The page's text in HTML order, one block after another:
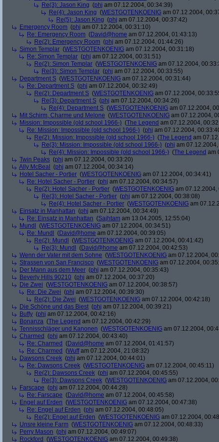
Re(3): Jason King (phj am 07.12.2004, 00:34:39)
Re(4): Jason King (WESTGOTENKOENIG am 07.12.2004,
Re(5): Jason King (phj am 07.12.2004, 00:37:42)
Emergency Room (phj am 07.12.2004, 00:31:10)
Re: Emergency Room (David@home am 07.12.2004, 01:43:13)
Re(2): Emergency Room (phj am 07.12.2004, 01:44:26)
Simon Templar (WESTGOTENKOENIG am 07.12.2004, 00:31:18)
Re: Simon Templar (phj am 07.12.2004, 00:31:51)
Re(2): Simon Templar (WESTGOTENKOENIG am 07.12.2004,
Re(3): Simon Templar (phj am 07.12.2004, 00:33:55)
Department S (WESTGOTENKOENIG am 07.12.2004, 00:31:44)
Re: Department S (phj am 07.12.2004, 00:32:49)
Re(2): Department S (WESTGOTENKOENIG am 07.12.2004,
Re(3): Department S (phj am 07.12.2004, 00:34:26)
Re(4): Department S (WESTGOTENKOENIG am 07.12.2004,
Mit Schirm, Charme und Melone (WESTGOTENKOENIG am 07.12.2004,
Mission: Impossible (old school 1966-) (The Legend am 07.12.2004,
Re: Mission: Impossible (old school 1966-) (phj am 07.12.2004,
Re(2): Mission: Impossible (old school 1966-) (The Legend am
Re(3): Mission: Impossible (old school 1966-) (phj am
Re(4): Mission: Impossible (old school 1966-) (The Legend am
Twin Peaks (phj am 07.12.2004, 00:33:20)
Ally McBeal
(phj am 07.12.2004, 00:34:14)
Hotel Sacher - Portier (WESTGOTENKOENIG am 07.12.2004, 00:34:41)
Re: Hotel Sacher - Portier (phj am 07.12.2004, 00:34:57)
Re(2): Hotel Sacher - Portier (WESTGOTENKOENIG am 07.12.2004,
Re(3): Hotel Sacher - Portier (phj am 07.12.2004, 00:38:08)
Re(4): Hotel Sacher - Portier (WESTGOTENKOENIG am
Einsatz in Manhattan (phj am 07.12.2004, 00:34:49)
Re: Einsatz in Manhattan (Sajhtam am 13.04.2005, 12:55:04)
Mundl
(WESTGOTENKOENIG am 07.12.2004, 00:34:51)
Re: Mundl
(David@home am 07.12.2004, 00:39:05)
Re(2): Mundl
(WESTGOTENKOENIG am 07.12.2004, 00:41:42)
Re(3): Mundl
(David@home am 07.12.2004, 00:42:53)
Wenn der Vater mit dem Sohne (WESTGOTENKOENIG am 07.12.2004,
Strassen von San Francisco (WESTGOTENKOENIG am 07.12.2004,
Der Mann aus dem Meer (phj am 07.12.2004, 00:35:43)
Beverly Hills 90210 (phj am 07.12.2004, 00:37:20)
Die Zwei (WESTGOTENKOENIG am 07.12.2004, 00:38:57)
Re: Die Zwei (phj am 07.12.2004, 00:39:30)
Re(2): Die Zwei (WESTGOTENKOENIG am 07.12.2004, 00:42:18)
Die Schöne und das Biest (phj am 07.12.2004, 00:39:21)
Buffy (phj am 07.12.2004, 00:42:16)
Bonanza (The Legend am 07.12.2004, 00:42:29)
Tennisschläger und Kanonen (WESTGOTENKOENIG am 07.12.2004,
Charmed (phj am 07.12.2004, 00:43:40)
Re: Charmed (David@home am 07.12.2004, 01:41:57)
Re: Charmed (Wuffam 07.12.2004, 21:08:32)
Dawsons Creek (phj am 07.12.2004, 00:44:01)
Re: Dawsons Creek (WESTGOTENKOENIG am 07.12.2004, 00:45:11)
Re(2): Dawsons Creek (phj am 07.12.2004, 00:45:55)
Re(3): Dawsons Creek (WESTGOTENKOENIG am 07.12.2004,
Farscape (phj am 07.12.2004, 00:44:28)
Re: Farscape (David@home am 07.12.2004, 00:45:58)
Engel auf Erden (WESTGOTENKOENIG am 07.12.2004, 00:47:38)
Re: Engel auf Erden (phj am 07.12.2004, 00:48:05)
Re(2): Engel auf Erden (WESTGOTENKOENIG am 07.12.2004,
Unsre kleine Farm (WESTGOTENKOENIG am 07.12.2004, 00:48:33)
Perry Mason (phj am 07.12.2004, 00:49:07)
Rockford (WESTGOTENKOENIG am 07.12.2004, 00:49:38)